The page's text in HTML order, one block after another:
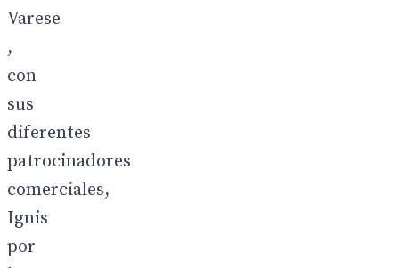
Varese
,
con
sus
diferentes
patrocinadores
comerciales,
Ignis
por